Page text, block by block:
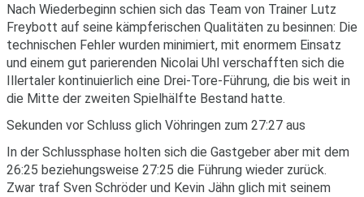
Nach Wiederbeginn schien sich das Team von Trainer Lutz
Freybott auf seine kämpferischen Qualitäten zu besinnen: Die
technischen Fehler wurden minimiert, mit enormem Einsatz
und einem gut parierenden Nicolai Uhl verschafften sich die
Illertaler kontinuierlich eine Drei-Tore-Führung, die bis weit in
die Mitte der zweiten Spielhälfte Bestand hatte.
Sekunden vor Schluss glich Vöhringen zum 27:27 aus
In der Schlussphase holten sich die Gastgeber aber mit dem
26:25 beziehungsweise 27:25 die Führung wieder zurück.
Zwar traf Sven Schröder und Kevin Jähn glich mit seinem